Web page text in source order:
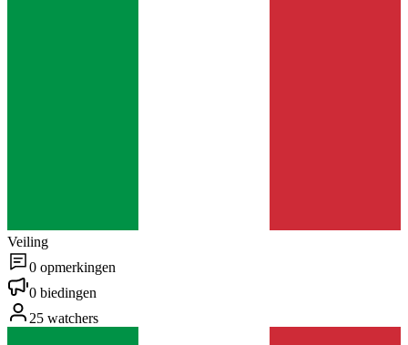
Veiling
0 opmerkingen
0 biedingen
25 watchers